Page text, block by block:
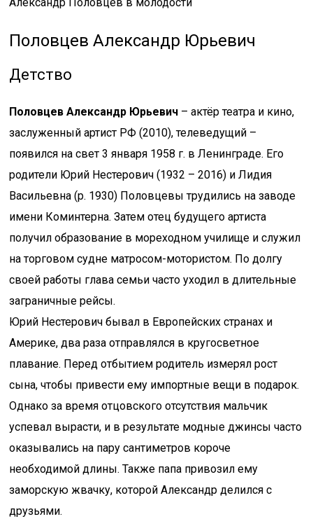
Половцев Александр Юрьевич
Детство
Половцев Александр Юрьевич – актёр театра и кино,
заслуженный артист РФ (2010), телеведущий –
появился на свет 3 января 1958 г. в Ленинграде. Его
родители Юрий Нестерович (1932 – 2016) и Лидия
Васильевна (р. 1930) Половцевы трудились на заводе
имени Коминтерна. Затем отец будущего артиста
получил образование в мореходном училище и служил
на торговом судне матросом-мотористом. По долгу
своей работы глава семьи часто уходил в длительные
заграничные рейсы.
Юрий Нестерович бывал в Европейских странах и
Америке, два раза отправлялся в кругосветное
плавание. Перед отбытием родитель измерял рост
сына, чтобы привести ему импортные вещи в подарок.
Однако за время отцовского отсутствия мальчик
успевал вырасти, и в результате модные джинсы часто
оказывались на пару сантиметров короче
необходимой длины. Также папа привозил ему
заморскую жвачку, которой Александр делился с
друзьями.